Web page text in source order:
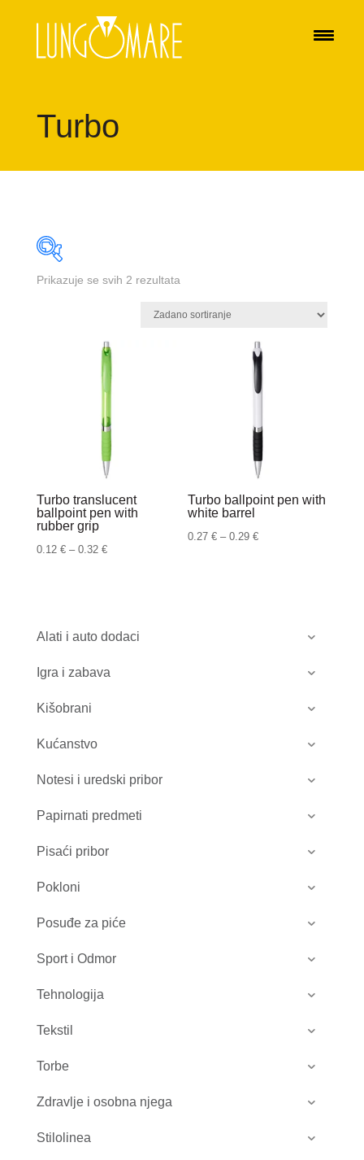
Turbo
Alati i auto dodaci
Igra i zabava
Kišobrani
Kućanstvo
Notesi i uredski pribor
Papirnati predmeti
Pisaći pribor
Pokloni
Posuđe za piće
Sport i Odmor
Tehnologija
Tekstil
Torbe
Zdravlje i osobna njega
Stilolinea
Prikazuje se svih 2 rezultata
Turbo translucent
ballpoint pen with
rubber grip
0.12 € – 0.32 €Raspon
do
Turbo ballpoint pen with
white barrel
0.27€ – 0.29€Raspon